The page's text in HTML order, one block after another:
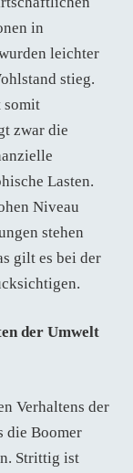
in
leichter
stieg.
somit
zwar die
Lasten.
Niveau
stehen
gilt es bei der
der Umwelt
Verhaltens der
die Boomer
Strittig ist